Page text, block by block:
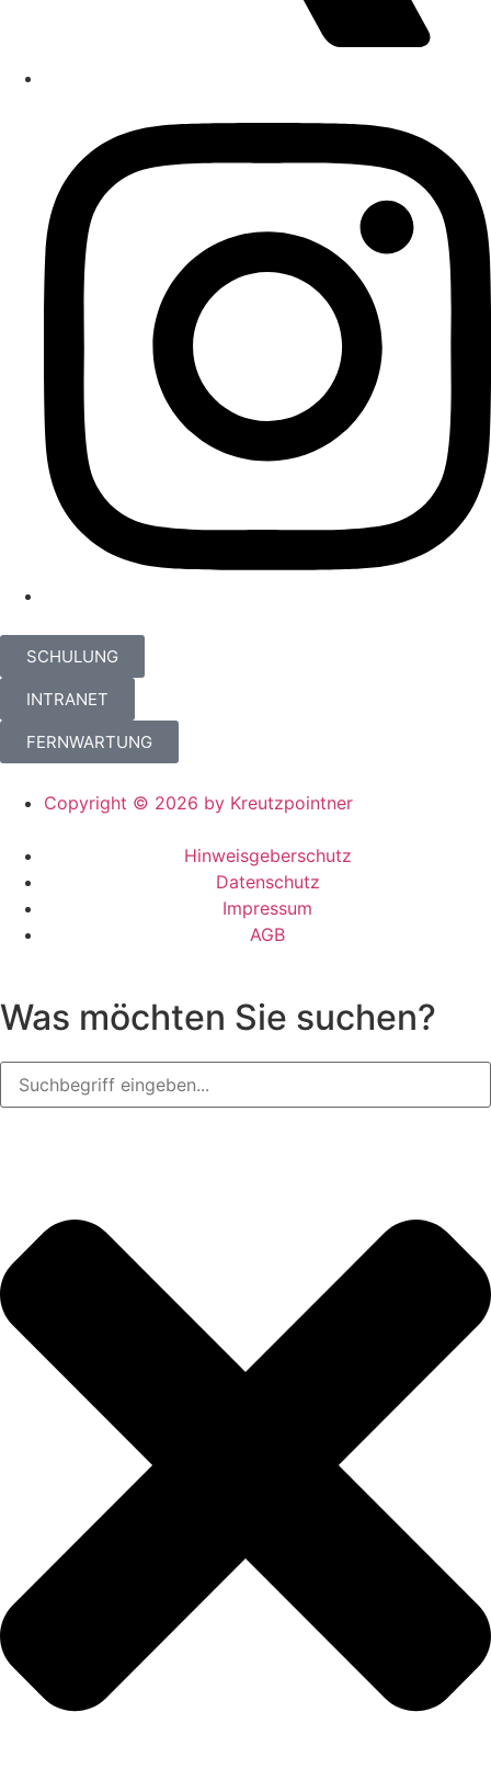
SCHULUNG
INTRANET
FERNWARTUNG
Copyright © 2026 by Kreutzpointner
Hinweisgeberschutz
Datenschutz
Impressum
AGB
Was möchten Sie suchen?